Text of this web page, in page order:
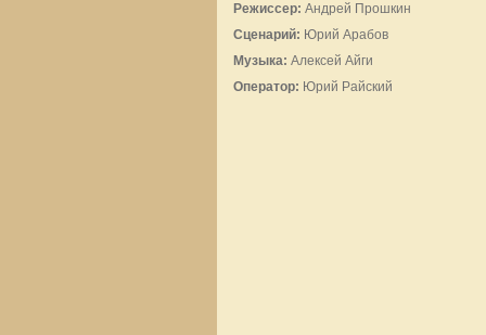
Режиссер: Андрей Прошкин
Сценарий: Юрий Арабов
Музыка: Алексей Айги
Оператор: Юрий Райский